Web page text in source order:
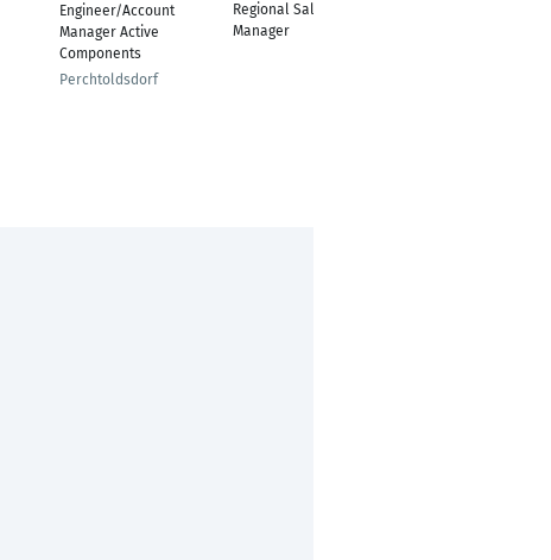
Engineer/Account
Manager Active
Components
Perchtoldsdorf
Regional Sales
Manager